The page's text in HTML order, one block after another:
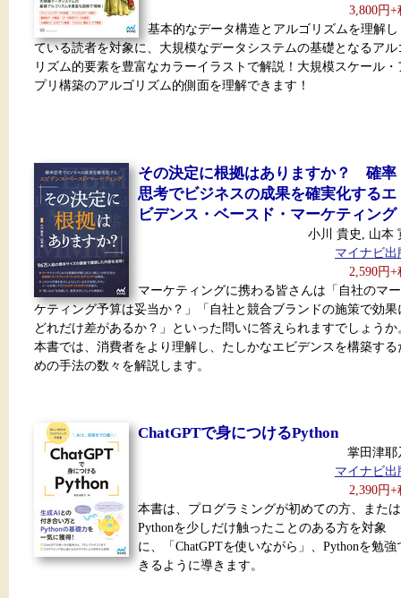
3,800円+
基本的なデータ構造とアルゴリズムを理解し
ている読者を対象に、大規模なデータシステムの基礎となるアル
リズム的要素を豊富なカラーイラストで解説！大規模スケール・
プリ構築のアルゴリズム的側面を理解できます！
その決定に根拠はありますか？ 確率
思考でビジネスの成果を確実化するエ
ビデンス・ベースド・マーケティング
小川 貴史, 山本
マイナビ出
2,590円+
マーケティングに携わる皆さんは「自社のマー
ケティング予算は妥当か？」「自社と競合ブランドの施策で効果
どれだけ差があるか？」といった問いに答えられますでしょうか
本書では、消費者をより理解し、たしかなエビデンスを構築する
めの手法の数々を解説します。
ChatGPTで身につけるPython
掌田津耶
マイナビ出
2,390円+
本書は、プログラミングが初めての方、または
Pythonを少しだけ触ったことのある方を対象
に、「ChatGPTを使いながら」、Pythonを勉強
きるように導きます。